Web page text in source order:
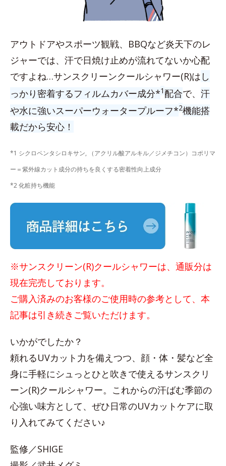
アウトドアやスポーツ観戦、BBQなど炎天下のレ
ジャーでは、汗で日焼け止めが流れてないか心配
ですよね…サンスクリーンクールシャワー(R)は し
っかり密着するフィルムカバー成分*1配合で、 汗
や水に強いスーパーウォータープルーフ*2機能搭
載だから安心！
*1 シクロペンタシロキサン, （アクリル酸アルキル／ジメチコン）コポリマ
ー＝紫外線カット成分の持ちを良くする密着性向上成分
*2 化粧持ち機能
※サンスクリーン(R)クールシャワーは、通販分は
現在完売しております。
ご購入済みのお客様のご使用時の参考として、本
記事は引き続きご覧いただけます。
いかがでしたか？
頼れるUVカット力を備えつつ、顔・体・髪など全
身に手軽にシュっとひと吹きで使えるサンスクリ
ーン(R)クールシャワー。これからの汗ばむ季節の
心強い味方として、ぜひ日常のUVカットケアに取
り入れてみてください♪
監修／SHIGE